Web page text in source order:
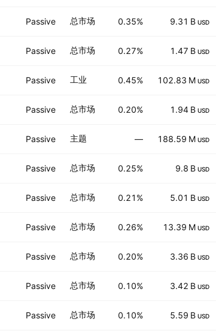
Passive 总市场 0.35% 9.31 B USD
Passive 总市场 0.27% 1.47 B USD
Passive 工业 0.45% 102.83 M USD
Passive 总市场 0.20% 1.94 B USD
Passive 主题 — 188.59 M USD
Passive 总市场 0.25% 9.8 B USD
Passive 总市场 0.21% 5.01 B USD
Passive 总市场 0.26% 13.39 M USD
Passive 总市场 0.20% 3.36 B USD
Passive 总市场 0.10% 3.42 B USD
Passive 总市场 0.10% 5.59 B USD